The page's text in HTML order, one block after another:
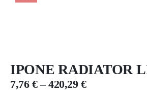
IPONE RADIATOR
7,76 € – 420,29 €